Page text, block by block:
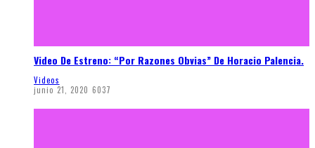
Video De Estreno: “Por Razones Obvias” De Horacio Palencia.
Videos
junio 21, 2020 6037